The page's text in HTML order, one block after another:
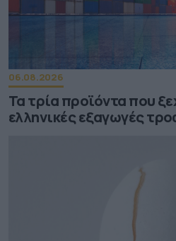
06.08.2026
Τα τρία προϊόντα που
ελληνικές εξαγωγές